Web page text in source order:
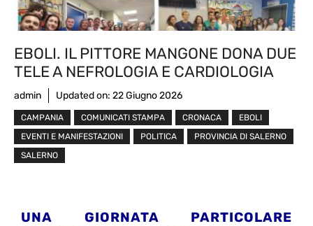
EBOLI. IL PITTORE MANGONE DONA DUE
TELE A NEFROLOGIA E CARDIOLOGIA
admin Updated on: 22 Giugno 2026
CAMPANIA COMUNICATI STAMPA CRONACA
EBOLI
EVENTI E MANIFESTAZIONI
POLITICA
PROVINCIA DI SALERNO
SALERNO
UNA GIORNATA PARTICOLARE